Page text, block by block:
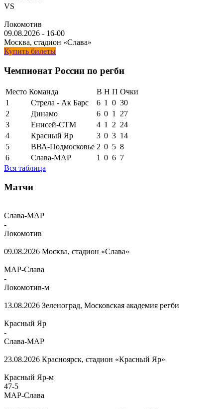
VS
Локомотив
09.08.2026 - 16-00
Москва, стадион «Слава»
Купить билеты
Чемпионат России по регби
Место Команда В Н П Очки
1
Стрела - Ак Барс 6 1 0 30
2
Динамо 6 0 1
27
3
Енисей-СТМ 4 1 2 24
4
Красный Яр 3 0 3 14
5
ВВА-Подмосковье 2 0 5 8
6
Слава-МАР 1 0 6 7
Вся таблица
Матчи
Слава-МАР
-
Локомотив
09.08.2026 Москва, стадион «Слава»
МАР-Слава
-
Локомотив-м
13.08.2026 Зеленоград, Московская академия регби
Красный Яр
-
Слава-МАР
23.08.2026 Красноярск, стадион «Красный Яр»
Красный Яр-м
47-5
МАР-Слава